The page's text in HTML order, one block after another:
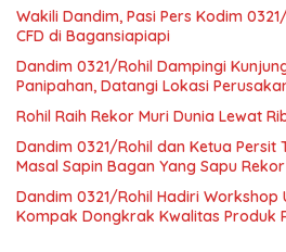
Wakili Dandim, Pasi Pers Kodim
CFD di Bagansiapiapi
Dandim 0321/Rohil Dampingi
Panipahan, Datangi Lokasi
Rohil Raih Rekor Muri Dunia Lewat
Dandim 0321/Rohil dan Ketua Persit
Masal Sapin Bagan Yang Sapu
Dandim 0321/Rohil Hadiri Workshop
Kompak Dongkrak Kwalitas Produk